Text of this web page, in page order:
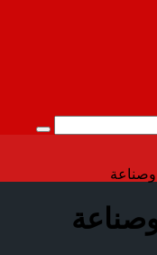
بحث
وصناعة